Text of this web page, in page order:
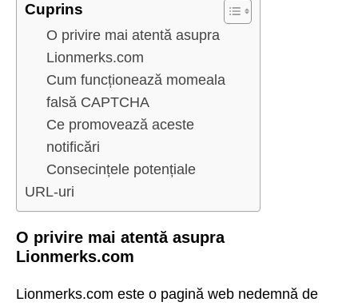
Cuprins
O privire mai atentă asupra
Lionmerks.com
Cum funcționează momeala
falsă CAPTCHA
Ce promovează aceste
notificări
Consecințele potențiale
URL-uri
O privire mai atentă asupra
Lionmerks.com
Lionmerks.com este o pagină web nedemnă de